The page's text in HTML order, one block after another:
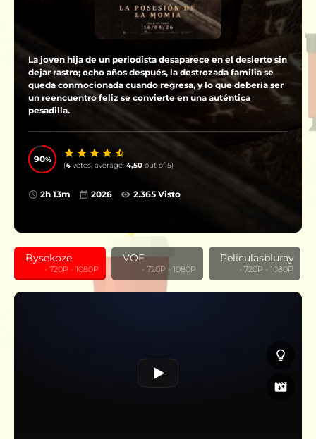
La joven hija de un periodista desaparece en el desierto sin
dejar rastro; ocho años después, la destrozada familia se
queda conmocionada cuando regresa, y lo que debería ser
un reencuentro feliz se convierte en una auténtica
pesadilla.
90
(4 votes, average: 4,50 out of 5)
2h 13m 2026 2.365 Visto
Bysekoze
‎ ‎ ‎ ‎ ‎ ‎ ‎ ‎ ‎ - 720P - 1080P
VOE
‎ ‎ ‎ ‎ ‎ ‎ ‎ ‎ ‎ - 720P - 1080P
Peliculasbluray
‎ ‎ ‎ ‎ ‎ ‎ ‎ ‎ ‎ - 720P - 1080P